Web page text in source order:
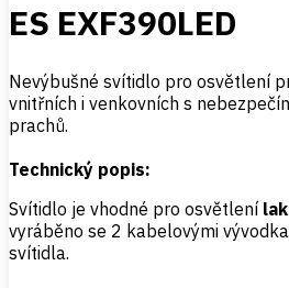
ES EXF390LED
Nevýbušné svítidlo pro osvětlení
vnitřních i venkovních s
prachů.
Technický popis:
Svítidlo je vhodné pro osvětlení
vyráběno se 2 kabelovými
svítidla.